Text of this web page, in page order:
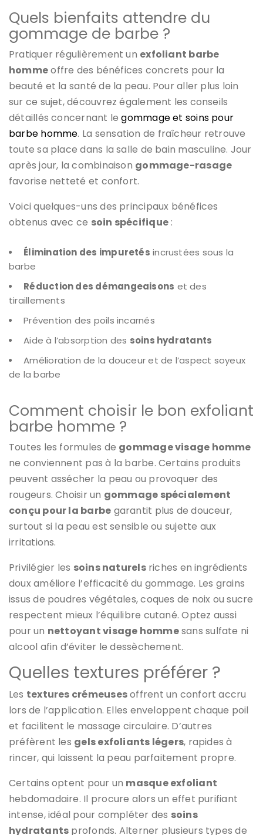
Quels bienfaits attendre du
gommage de barbe ?
Pratiquer régulièrement un exfoliant barbe
hommeoffre des bénéfices concrets pour la
beauté et la santé de la peau. Pour aller plus loin
sur ce sujet, découvrez également les conseils
détaillés concernant legommage et soins pour
barbe homme. La sensation de fraîcheur retrouve
toute sa place dans la salle de bain masculine. Jour
après jour, la combinaison gommage-rasage
favorise netteté et confort.
Voici quelques-uns des principaux bénéfices
obtenus avec ce soin spécifique:
Élimination des impuretés incrustées sous la
barbe
Réduction des démangeaisons et des
tiraillements
Prévention des poils incarnés
Aide à l’absorption des soins hydratants
Amélioration de la douceur et de l’aspect soyeux
de la barbe
Comment choisir le bon exfoliant
barbe homme ?
Toutes les formules de gommage visage homme
ne conviennent pas à la barbe. Certains produits
peuvent assécher la peau ou provoquer des
rougeurs. Choisir un gommage spécialement
conçu pour la barbe garantit plus de douceur,
surtout si la peau est sensible ou sujette aux
irritations.
Privilégier les soins naturelsriches en ingrédients
doux améliore l’efficacité du gommage. Les grains
issus de poudres végétales, coques de noix ou sucre
respectent mieux l’équilibre cutané. Optez aussi
pour un nettoyant visage hommesans sulfate ni
alcool afin d’éviter le dessèchement.
Quelles textures préférer ?
Les textures crémeusesoffrent un confort accru
lors de l’application. Elles enveloppent chaque poil
et facilitent le massage circulaire. D’autres
préfèrent les gels exfoliants légers, rapides à
rincer, qui laissent la peau parfaitement propre.
Certains optent pour un masque exfoliant
hebdomadaire. Il procure alors un effet purifiant
intense, idéal pour compléter des soins
hydratants profonds. Alterner plusieurs types de